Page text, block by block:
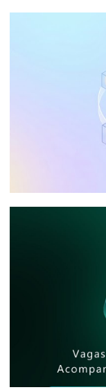
Guia
Analysis
20 de maio de
Posso
na minha
Integration
Reporting
10 de janeiro de